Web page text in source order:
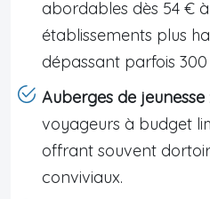
abordables dès 54 €
établissements plus
dépassant parfois
Auberges de jeunesse
voyageurs à budget
offrant souvent
conviviaux.